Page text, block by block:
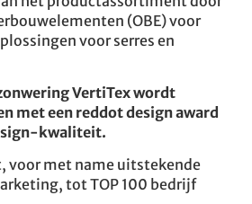
(OBE) voor
voor serres en
VertiTex wordt
met een reddot design award
kwaliteit.
voor met name uitstekende
tot TOP 100 bedrijf